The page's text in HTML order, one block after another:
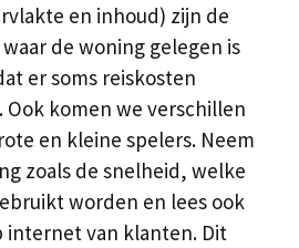
en inhoud) zijn de
de woning gelegen is
er soms reiskosten
komen we verschillen
en kleine spelers. Neem
zoals de snelheid, welke
worden en lees ook
internet van klanten. Dit